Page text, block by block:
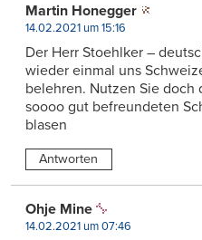
Martin Honegger
14.02.2021 um 15:16
Der Herr Stoehlker –
wieder einmal uns
belehren. Nutzen Sie doch
soooo gut befreundeten
blasen
Antworten
Ohje Mine
14.02.2021 um 07:46